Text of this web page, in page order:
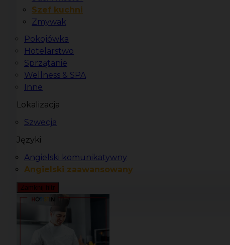
Szef kuchni
Zmywak
Pokojówka
Hotelarstwo
Sprzątanie
Wellness & SPA
Inne
Lokalizacja
Szwecja
Języki
Angielski komunikatywny
Angielski zaawansowany
Zamknij filtr